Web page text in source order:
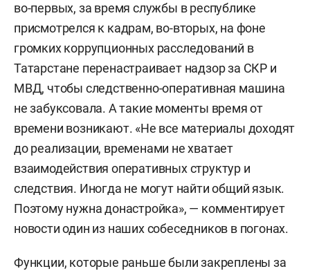
во-первых, за время службы в республике
присмотрелся к кадрам, во-вторых, на фоне
громких коррупционных расследований в
Татарстане перенастраивает надзор за СКР и
МВД, чтобы следственно-оперативная машина
не забуксовала. А такие моменты время от
времени возникают. «Не все материалы доходят
до реализации, временами не хватает
взаимодействия оперативных структур и
следствия. Иногда не могут найти общий язык.
Поэтому нужна донастройка», — комментирует
новости один из наших собеседников в погонах.
Функции, которые раньше были закреплены за